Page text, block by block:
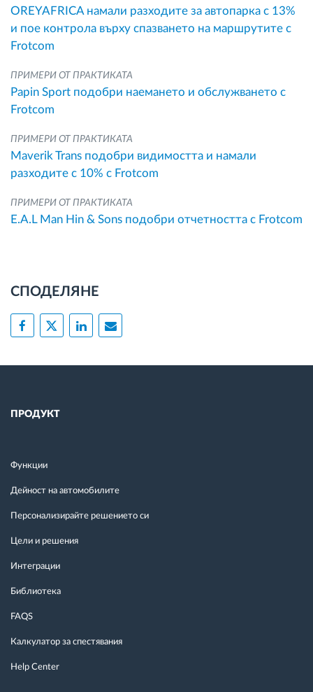
OREYAFRICA намали разходите за автопарка с 13%
и пое контрола върху спазването на маршрутите с
Frotcom
ПРИМЕРИ ОТ ПРАКТИКАТА
Papin Sport подобри наемането и обслужването с
Frotcom
ПРИМЕРИ ОТ ПРАКТИКАТА
Maverik Trans подобри видимостта и намали
разходите с 10% с Frotcom
ПРИМЕРИ ОТ ПРАКТИКАТА
E.A.L Man Hin & Sons подобри отчетността с Frotcom
СПОДЕЛЯНЕ
ПРОДУКТ
Функции
Дейност на автомобилите
Персонализирайте решението си
Цели и решения
Интеграции
Библиотека
FAQS
Калкулатор за спестявания
Help Center